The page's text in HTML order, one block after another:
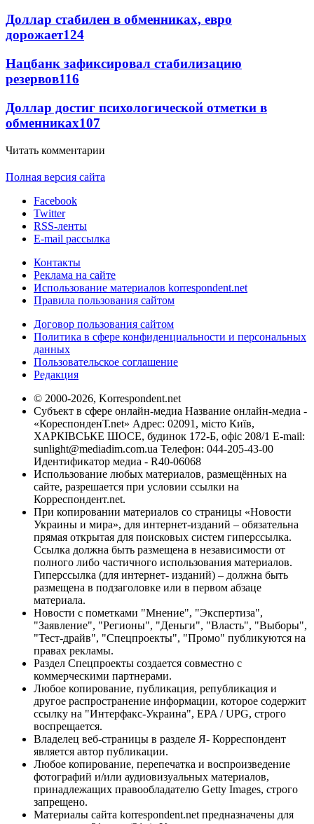
Доллар стабилен в обменниках, евро
дорожает124
Нацбанк зафиксировал стабилизацию
резервов116
Доллар достиг психологической отметки в
обменниках107
Читать комментарии
Полная версия сайта
Facebook
Twitter
RSS-ленты
E-mail рассылка
Контакты
Реклама на сайте
Использование материалов korrespondent.net
Правила пользования сайтом
Договор пользования сайтом
Политика в сфере конфиденциальности и персональных
данных
Пользовательское соглашение
Редакция
© 2000-2026, Korrespondent.net
Субъект в сфере онлайн-медиа Название онлайн-медиа -
«КореспонденТ.net» Адрес: 02091, місто Київ,
ХАРКІВСЬКЕ ШОСЕ, будинок 172-Б, офіс 208/1 E-mail:
sunlight@mediadim.com.ua Телефон: 044-205-43-00
Идентификатор медиа - R40-06068
Использование любых материалов, размещённых на
сайте, разрешается при условии ссылки на
Корреспондент.net.
При копировании материалов со страницы «Новости
Украины и мира», для интернет-изданий – обязательна
прямая открытая для поисковых систем гиперссылка.
Ссылка должна быть размещена в независимости от
полного либо частичного использования материалов.
Гиперссылка (для интернет- изданий) – должна быть
размещена в подзаголовке или в первом абзаце
материала.
Новости с пометками "Мнение", "Экспертиза",
"Заявление", "Регионы", "Деньги", "Власть", "Выборы",
"Тест-драйв", "Спецпроекты", "Промо" публикуются на
правах рекламы.
Раздел Спецпроекты создается совместно с
коммерческими партнерами.
Любое копирование, публикация, републикация и
другое распространение информации, которое содержит
ссылку на "Интерфакс-Украина", EPA / UPG, строго
воспрещается.
Владелец веб-страницы в разделе Я- Корреспондент
является автор публикации.
Любое копирование, перепечатка и воспроизведение
фотографий и/или аудиовизуальных материалов,
принадлежащих правообладателю Getty Images, строго
запрещено.
Материалы сайта korrespondent.net предназначены для